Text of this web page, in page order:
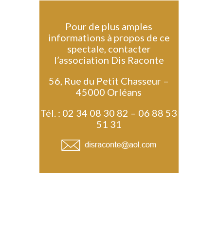
Pour de plus amples
informations à propos de ce
spectale, contacter
l’association Dis Raconte
56, Rue du Petit Chasseur –
45000 Orléans
Tél. : 02 34 08 30 82 – 06 88 53
51 31